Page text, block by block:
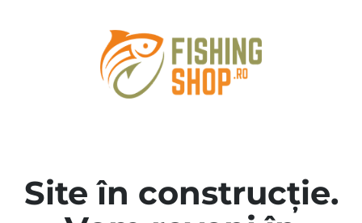
Site în construcție.